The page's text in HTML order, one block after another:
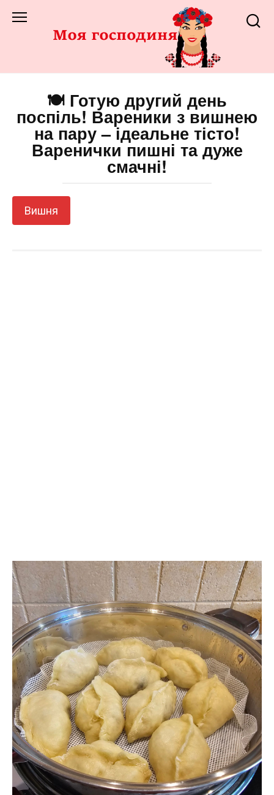
до
🍽️ Готую другий день
поспіль! Вареники з вишнею
на пару – ідеальне тісто!
Варенички пишні та дуже
смачні!
Вишня